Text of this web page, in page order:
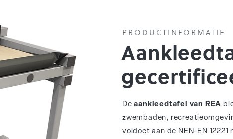
PRODUCTINFORMATIE
Deaankleedtafel van REA
zwembaden,
voldoet aan de NEN-EN